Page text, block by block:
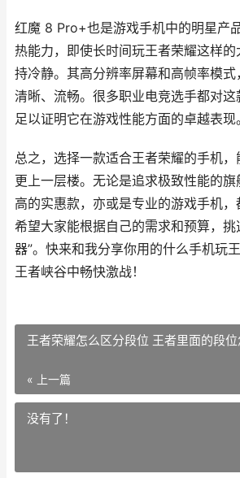
红魔 8 Pro+也是游戏手机中的明星产
热能力，即使长时间玩王者荣耀这样
持冷静。其高分辨率屏幕和高帧率模
清晰、流畅。很多职业电竞选手都对这
足以证明它在游戏性能方面的卓越表现
总之，选择一款适合王者荣耀的手机
更上一层楼。无论是追求极致性能的
高的实惠款，亦或是专业的游戏手机，
希望大家能根据自己的需求和预算，挑
器”。快来和我分享你用的什么手机玩
王者峡谷中畅快激战！
王者荣耀怎么区分段位 王者里面的段
« 上一篇
没有了！